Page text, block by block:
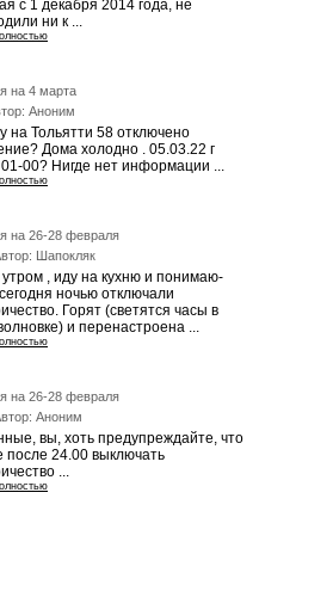
с 1 декабря 2014 года, не
ни к ...
на 4 марта
Аноним
на Тольятти 58 отключено
Дома холодно . 05.03.22 г
00? Нигде нет информации ...
на 26-28 февраля
Шапокляк
, иду на кухню и понимаю-
ночью отключали
Горят (светятся часы в
и перенастроена ...
на 26-28 февраля
Аноним
вы, хоть предупреждайте, что
после 24.00 выключать
...